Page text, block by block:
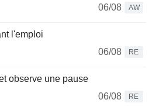
06/08
AW
l'emploi
06/08
RE
observe une pause
06/08
RE